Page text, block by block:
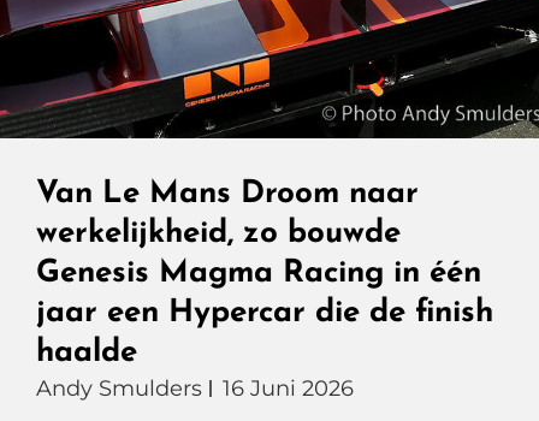
Van Le Mans Droom naar
werkelijkheid, zo bouwde
Genesis Magma Racing in één
jaar een Hypercar die de finish
haalde
Andy Smulders 16 Juni 2026